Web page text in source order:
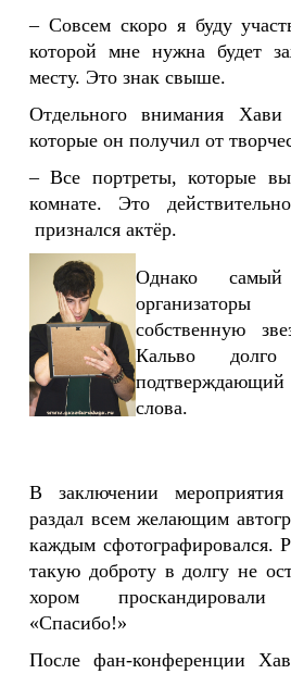
– Совсем скоро я буду
которой мне нужна будет
месту. Это знак свыше.
Отдельного внимания
которые он получил от
–Все портреты, которые
комнате. Это
признался актёр.
Однако
собственную
Кальво долго
слова.
В заключении
раздал всем желающим
каждым сфотографировался.
такую доброту в долгу не
хором проскандировали
«Спасибо!»
После фан-конференции